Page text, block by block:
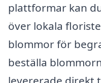
plattformar kan
över lokala
blommor för
beställa